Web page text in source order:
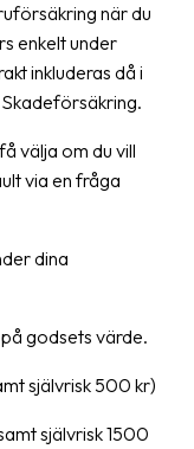
när du
enkelt under
inkluderas då i
välja om du vill
via en fråga
dina
godsets värde.
självrisk 500 kr)
självrisk 1500